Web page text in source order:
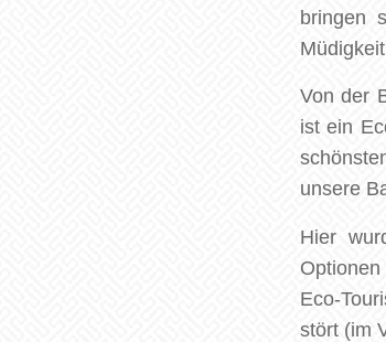
bringen
Von der
ist ein
unsere
Hier
Eco-
stört (im